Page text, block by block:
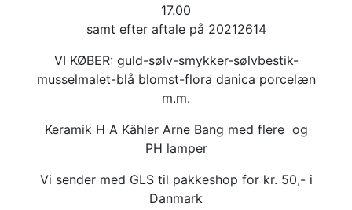
17.00
samt efter aftale på 20212614
VI KØBER: guld-sølv-smykker-sølvbestik-
musselmalet-blå blomst-flora danica porcelæn
m.m.
Keramik H A Kähler Arne Bang med flere og
PH lamper
Vi sender med GLS til pakkeshop for kr. 50,- i
Danmark